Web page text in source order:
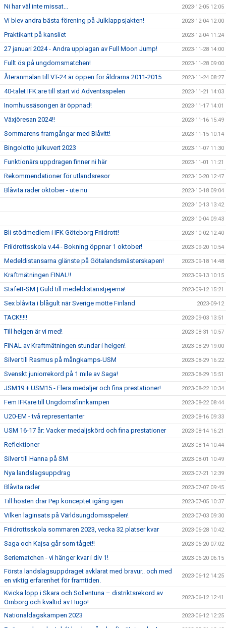
Ni har väl inte missat... 2023-12-05 12:05
Vi blev andra bästa förening på Julklappsjakten! 2023-12-04 12:00
Praktikant på kansliet 2023-12-04 11:24
27 januari 2024 - Andra upplagan av Full Moon Jump! 2023-11-28 14:00
Fullt ös på ungdomsmatchen! 2023-11-28 09:00
Återanmälan till VT-24 är öppen för åldrarna 2011-2015 2023-11-24 08:27
40-talet IFK:are till start vid Adventsspelen 2023-11-21 14:03
Inomhussäsongen är öppnad! 2023-11-17 14:01
Växjöresan 2024!! 2023-11-16 15:49
Sommarens framgångar med Blåvitt! 2023-11-15 10:14
Bingolotto julkuvert 2023 2023-11-07 11:30
Funktionärs uppdragen finner ni här 2023-11-01 11:21
Rekommendationer för utlandsresor 2023-10-20 12:47
Blåvita rader oktober - ute nu 2023-10-18 09:04
2023-10-13 13:42
2023-10-04 09:43
Bli stödmedlem i IFK Göteborg Friidrott! 2023-10-02 12:40
Friidrottsskola v.44 - Bokning öppnar 1 oktober! 2023-09-20 10:54
Medeldistansarna glänste på Götalandsmästerskapen! 2023-09-18 14:48
Kraftmätningen FINAL!! 2023-09-13 10:15
Stafett-SM | Guld till medeldistanstjejerna! 2023-09-12 15:21
Sex blåvita i blågult när Sverige mötte Finland 2023-09-12
TACK!!!!! 2023-09-03 13:51
Till helgen är vi med! 2023-08-31 10:57
FINAL av Kraftmätningen stundar i helgen! 2023-08-29 19:00
Silver till Rasmus på mångkamps-USM 2023-08-29 16:22
Svenskt juniorrekord på 1 mile av Saga! 2023-08-29 15:51
JSM19 + USM15 - Flera medaljer och fina prestationer! 2023-08-22 10:34
Fem IFKare till Ungdomsfinnkampen 2023-08-22 08:44
U20-EM - två representanter 2023-08-16 09:33
USM 16-17 år: Vacker medaljskörd och fina prestationer 2023-08-14 16:21
Reflektioner 2023-08-14 10:44
Silver till Hanna på SM 2023-08-01 10:49
Nya landslagsuppdrag 2023-07-21 12:39
Blåvita rader 2023-07-07 09:45
Till hösten drar Pep konceptet igång igen 2023-07-05 10:37
Vilken laginsats på Världsungdomsspelen! 2023-07-03 09:30
Friidrottsskola sommaren 2023, vecka 32 platser kvar 2023-06-28 10:42
Saga och Kajsa går som tåget!! 2023-06-20 07:02
Seriematchen - vi hänger kvar i div 1! 2023-06-20 06:15
Första landslagsuppdraget avklarat med bravur.. och med
en viktig erfarenhet för framtiden.
2023-06-12 14:25
Kvicka lopp i Skara och Sollentuna – distriktsrekord av
Örnborg och kvaltid av Hugo!
2023-06-12 12:41
Nationaldagskampen 2023 2023-06-12 12:25